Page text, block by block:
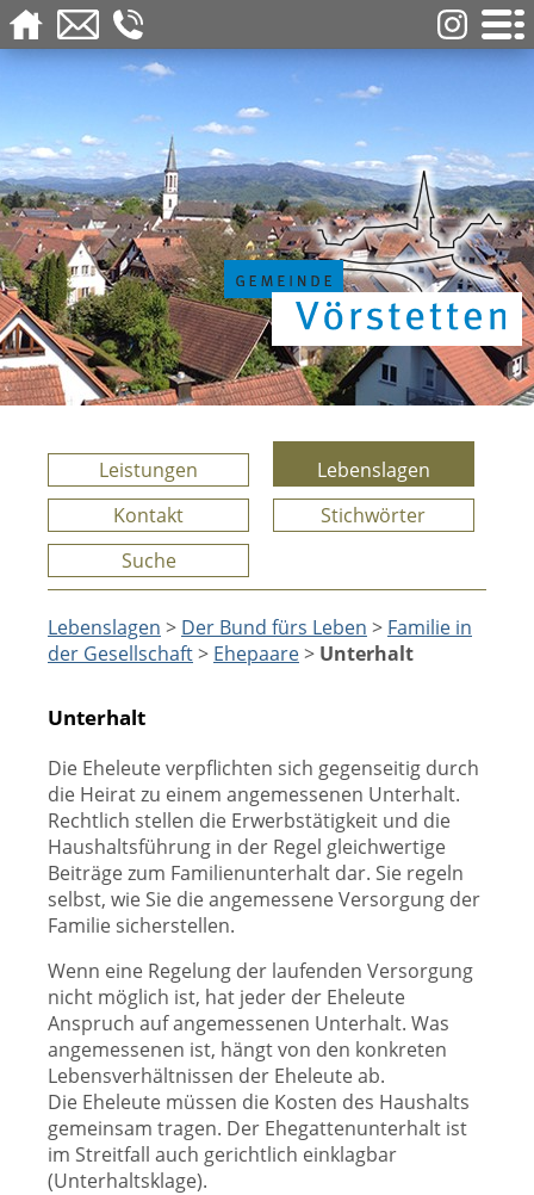
Leistungen
Lebenslagen
Kontakt
Stichwörter
Suche
Lebenslagen > Der Bund fürs Leben > Familie in
der Gesellschaft> Ehepaare> Unterhalt
Unterhalt
Die Eheleute verpflichten sich gegenseitig durch
die Heirat zu einem angemessenen Unterhalt.
Rechtlich stellen die Erwerbstätigkeit und die
Haushaltsführung in der Regel gleichwertige
Beiträge zum Familienunterhalt dar. Sie regeln
selbst, wie Sie die angemessene Versorgung der
Familie sicherstellen.
Wenn eine Regelung der laufenden Versorgung
nicht möglich ist, hat jeder der Eheleute
Anspruch auf angemessenen Unterhalt. Was
angemessenen ist, hängt von den konkreten
Lebensverhältnissen der Eheleute ab.
Die Eheleute müssen die Kosten des Haushalts
gemeinsam tragen. Der Ehegattenunterhalt ist
im Streitfall auch gerichtlich einklagbar
(Unterhaltsklage).